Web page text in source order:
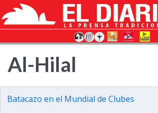
Al-Hilal
Batacazo en el Mundial de Clubes